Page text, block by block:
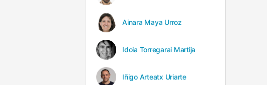
Ainara Maya Urroz
Idoia Torregarai Martija
Iñigo Arteatx Uriarte